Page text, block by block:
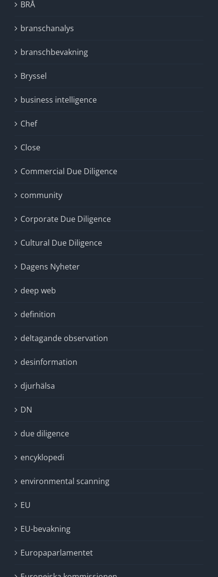
BRÅ
branschanalys
branschbevakning
Bryssel
business intelligence
Chef
Close
Commercial Due Diligence
community
Corporate Due Diligence
Cultural Due Diligence
Dagens Nyheter
deep web
definition
deltagande observation
desinformation
djurhälsa
DN
due diligence
encyklopedi
environmental scanning
EU
EU-bevakning
Europaparlamentet